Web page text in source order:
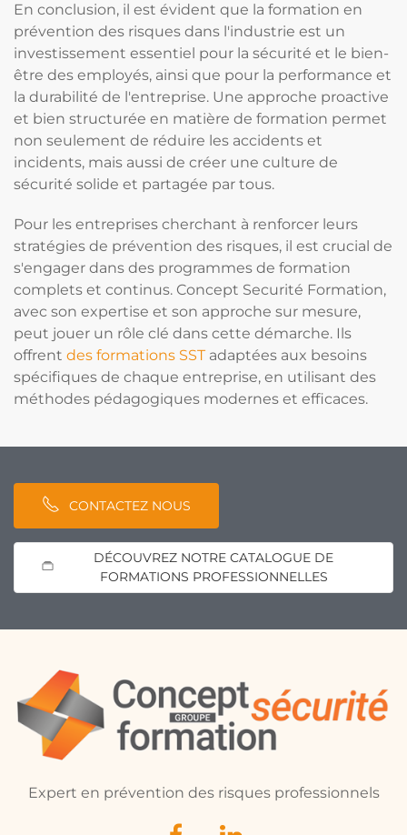
En conclusion, il est évident que la formation en
prévention des risques dans l'industrie est un
investissement essentiel pour la sécurité et le bien-
être des employés, ainsi que pour la performance et
la durabilité de l'entreprise. Une approche proactive
et bien structurée en matière de formation permet
non seulement de réduire les accidents et
incidents, mais aussi de créer une culture de
sécurité solide et partagée par tous.
Pour les entreprises cherchant à renforcer leurs
stratégies de prévention des risques, il est crucial de
s'engager dans des programmes de formation
complets et continus. Concept Securité Formation,
avec son expertise et son approche sur mesure,
peut jouer un rôle clé dans cette démarche. Ils
offrent des formations SSTadaptées aux besoins
spécifiques de chaque entreprise, en utilisant des
méthodes pédagogiques modernes et efficaces.
CONTACTEZ NOUS
DÉCOUVREZ NOTRE CATALOGUE DE
FORMATIONS PROFESSIONNELLES
Expert en prévention des risques professionnels